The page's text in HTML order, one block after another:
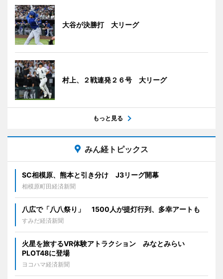
大谷が決勝打 大リーグ
村上、２戦連発２６号 大リーグ
もっと見る
みん経トピックス
SC相模原、熊本と引き分け J3リーグ開幕
相模原町田経済新聞
八広で「八八祭り」 1500人が提灯行列、多幸アートも
すみだ経済新聞
火星を旅するVR体験アトラクション みなとみらい
PLOT48に登場
ヨコハマ経済新聞